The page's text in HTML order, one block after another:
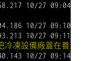
10/27 09:04
10/27 09:10
10/27 09:11
冷凍設備廠蓋在養
10/27 09:14